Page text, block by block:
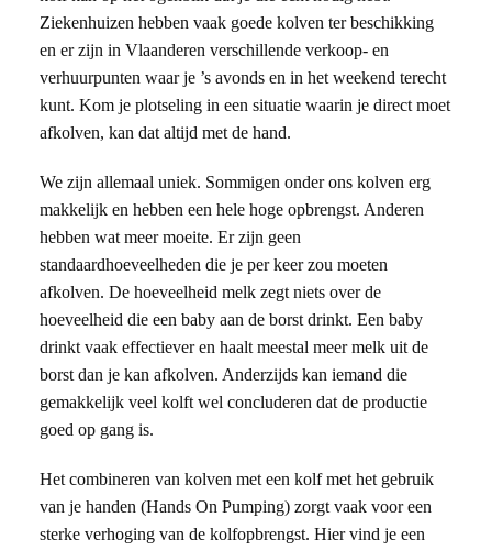
Ziekenhuizen hebben vaak goede kolven ter beschikking
en er zijn in Vlaanderen verschillende verkoop- en
verhuurpunten waar je ’s avonds en in het weekend terecht
kunt. Kom je plotseling in een situatie waarin je direct moet
afkolven, kan dat altijd met de hand.
We zijn allemaal uniek. Sommigen onder ons kolven erg
makkelijk en hebben een hele hoge opbrengst. Anderen
hebben wat meer moeite. Er zijn geen
standaardhoeveelheden die je per keer zou moeten
afkolven. De hoeveelheid melk zegt niets over de
hoeveelheid die een baby aan de borst drinkt. Een baby
drinkt vaak effectiever en haalt meestal meer melk uit de
borst dan je kan afkolven. Anderzijds kan iemand die
gemakkelijk veel kolft wel concluderen dat de productie
goed op gang is.
Het combineren van kolven met een kolf met het gebruik
van je handen (Hands On Pumping) zorgt vaak voor een
sterke verhoging van de kolfopbrengst. Hier vind je een